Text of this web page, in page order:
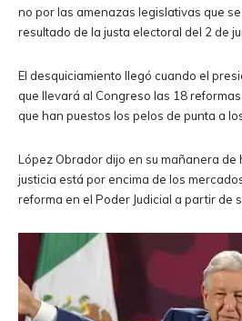
no por las amenazas legislativas que
resultado de la justa electoral del 2 de
El desquiciamiento llegó cuando el
que llevará al Congreso las 18
que han puestos los pelos de punta a
López Obrador dijo en su mañanera de
justicia está por encima de los
reforma en el Poder Judicial a partir de